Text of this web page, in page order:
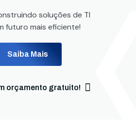
soluções de TI
futuro mais eficiente!
Saiba Mais
orçamento gratuito!